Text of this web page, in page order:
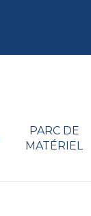
PARC DE
MATÉRIEL